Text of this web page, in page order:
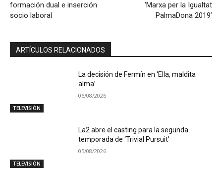
formación dual e inserción
socio laboral
‘Marxa per la Igualtat
PalmaDona 2019’
ARTÍCULOS RELACIONADOS
TELEVISIÓN
La decisión de Fermín en ‘Ella, maldita
alma’
06/08/2026
TELEVISIÓN
La2 abre el casting para la segunda
temporada de ‘Trivial Pursuit’
05/08/2026